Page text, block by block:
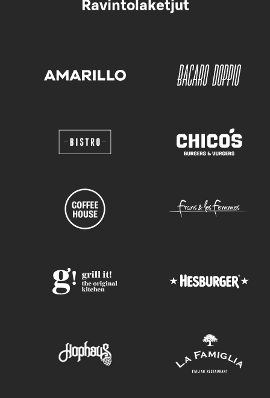
Ravintolaketjut